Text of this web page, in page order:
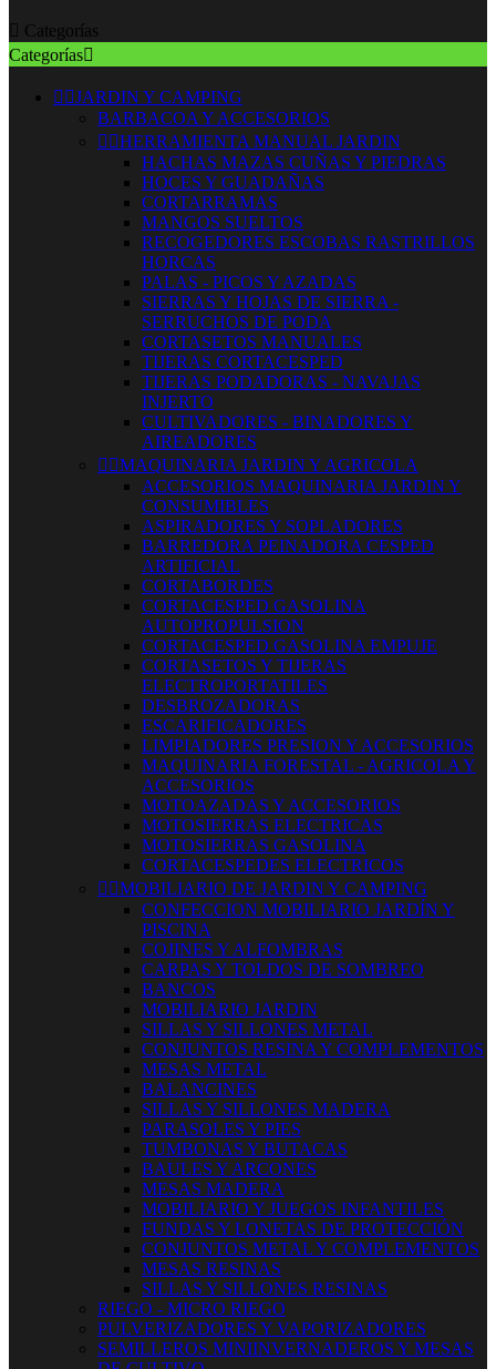
 Categorías
Categorías
 JARDIN Y CAMPING
BARBACOA Y ACCESORIOS
 HERRAMIENTA MANUAL JARDIN
HACHAS MAZAS CUÑAS Y PIEDRAS
HOCES Y GUADAÑAS
CORTARRAMAS
MANGOS SUELTOS
RECOGEDORES ESCOBAS RASTRILLOS
HORCAS
PALAS - PICOS Y AZADAS
SIERRAS Y HOJAS DE SIERRA -
SERRUCHOS DE PODA
CORTASETOS MANUALES
TIJERAS CORTACESPED
TIJERAS PODADORAS - NAVAJAS
INJERTO
CULTIVADORES - BINADORES Y
AIREADORES
 MAQUINARIA JARDIN Y AGRICOLA
ACCESORIOS MAQUINARIA JARDIN Y
CONSUMIBLES
ASPIRADORES Y SOPLADORES
BARREDORA PEINADORA CESPED
ARTIFICIAL
CORTABORDES
CORTACESPED GASOLINA
AUTOPROPULSION
CORTACESPED GASOLINA EMPUJE
CORTASETOS Y TIJERAS
ELECTROPORTATILES
DESBROZADORAS
ESCARIFICADORES
LIMPIADORES PRESION Y ACCESORIOS
MAQUINARIA FORESTAL - AGRICOLA Y
ACCESORIOS
MOTOAZADAS Y ACCESORIOS
MOTOSIERRAS ELECTRICAS
MOTOSIERRAS GASOLINA
CORTACESPEDES ELECTRICOS
 MOBILIARIO DE JARDIN Y CAMPING
CONFECCION MOBILIARIO JARDÍN Y
PISCINA
COJINES Y ALFOMBRAS
CARPAS Y TOLDOS DE SOMBREO
BANCOS
MOBILIARIO JARDIN
SILLAS Y SILLONES METAL
CONJUNTOS RESINA Y COMPLEMENTOS
MESAS METAL
BALANCINES
SILLAS Y SILLONES MADERA
PARASOLES Y PIES
TUMBONAS Y BUTACAS
BAULES Y ARCONES
MESAS MADERA
MOBILIARIO Y JUEGOS INFANTILES
FUNDAS Y LONETAS DE PROTECCIÓN
CONJUNTOS METAL Y COMPLEMENTOS
MESAS RESINAS
SILLAS Y SILLONES RESINAS
RIEGO - MICRO RIEGO
PULVERIZADORES Y VAPORIZADORES
SEMILLEROS MINIINVERNADEROS Y MESAS